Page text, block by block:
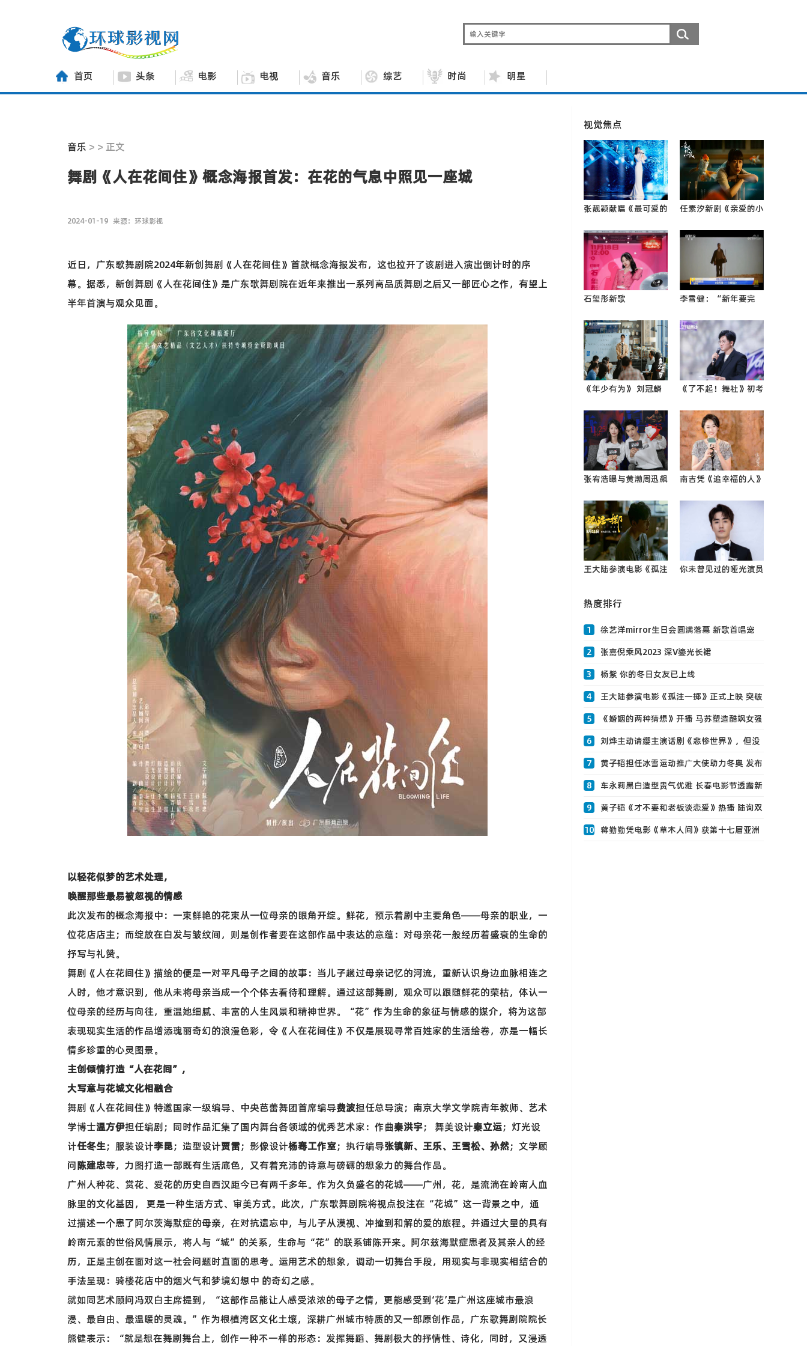
首页 头条 电影 电视 音乐 综艺 时尚 明星
音乐 > > 正文
舞剧《人在花间住》概念海报首发：在花的气息中照见一座城
2024-01-19 来源：环球影视
近日，广东歌舞剧院2024年新创舞剧《人在花间住》首款概念海报发布，这也拉开了该剧进入演出倒计时的序
幕。据悉，新创舞剧《人在花间住》是广东歌舞剧院在近年来推出一系列高品质舞剧之后又一部匠心之作，有望上
半年首演与观众见面。
以轻花似梦的艺术处理，
唤醒那些最易被忽视的情感
此次发布的概念海报中：一束鲜艳的花束从一位母亲的眼角开绽。鲜花，预示着剧中主要角色——母亲的职业，一
位花店店主；而绽放在白发与皱纹间，则是创作者要在这部作品中表达的意蕴：对母亲花一般经历着盛衰的生命的
抒写与礼赞。
舞剧《人在花间住》描绘的便是一对平凡母子之间的故事：当儿子趟过母亲记忆的河流，重新认识身边血脉相连之
人时，他才意识到，他从未将母亲当成一个个体去看待和理解。通过这部舞剧，观众可以跟随鲜花的荣枯，体认一
位母亲的经历与向往，重温她细腻、丰富的人生风景和精神世界。“花”作为生命的象征与情感的媒介，将为这部
表现现实生活的作品增添瑰丽奇幻的浪漫色彩，令《人在花间住》不仅是展现寻常百姓家的生活绘卷，亦是一幅长
情多珍重的心灵图景。
主创倾情打造“人在花间”，
大写意与花城文化相融合
舞剧《人在花间住》特邀国家一级编导、中央芭蕾舞团首席编导费波担任总导演；南京大学文学院青年教师、艺术
学博士温方伊担任编剧；同时作品汇集了国内舞台各领域的优秀艺术家：作曲秦洪宇； 舞美设计秦立运；灯光设
计任冬生；服装设计李昆；造型设计贾雷；影像设计杨骞工作室；执行编导张镇新、王乐、王雪松、孙然；文学顾
问陈建忠等，力图打造一部既有生活底色，又有着充沛的诗意与磅礴的想象力的舞台作品。
广州人种花、赏花、爱花的历史自西汉距今已有两千多年。作为久负盛名的花城——广州，花，是流淌在岭南人血
脉里的文化基因， 更是一种生活方式、审美方式。此次，广东歌舞剧院将视点投注在“花城”这一背景之中，通
过描述一个患了阿尔茨海默症的母亲，在对抗遗忘中，与儿子从漠视、冲撞到和解的爱的旅程。并通过大量的具有
岭南元素的世俗风情展示，将人与“城”的关系，生命与“花”的联系铺陈开来。阿尔兹海默症患者及其亲人的经
历，正是主创在面对这一社会问题时直面的思考。运用艺术的想象，调动一切舞台手段，用现实与非现实相结合的
手法呈现：骑楼花店中的烟火气和梦境幻想中 的奇幻之感。
就如同艺术顾问冯双白主席提到，“这部作品能让人感受浓浓的母子之情，更能感受到‘花’是广州这座城市最浪
漫、最自由、最温暖的灵魂。”作为根植湾区文化土壤，深耕广州城市特质的又一部原创作品，广东歌舞剧院院长
熊健表示：“就是想在舞剧舞台上，创作一种不一样的形态：发挥舞蹈、舞剧极大的抒情性、诗化，同时，又浸透
视觉焦点
张靓颖献唱《最可爱的
雄0
任素汐新剧《亲爱的小
妈”情0
石玺彤新歌
作Lambert 舞台巡演
惊喜不断大放异彩0
李雪健：“新年要完
《年少有为》 刘冠麟
强电子榨菜来了
《了不起！舞社》初考
心社0
张宥浩曝与黄渤周迅飙
鞋还原《怒海》名场面
南吉凭《追幸福的人》
影节亚洲新生代展映单
元特别推荐0
王大陆参演电影《孤注
自我挑战“亡命赌徒”
你未曾见过的哑光演员
热度排行
1
徐艺洋mirror生日会圆满落幕 新歌首唱宠
粉互动现场惊喜不断0
2
张嘉倪乘风2023 深V鎏光长裙
3
杨紫 你的冬日女友已上线
4
王大陆参演电影《孤注一掷》正式上映 突破
自我挑战“亡命赌徒”
5
《婚姻的两种猜想》开播 马苏塑造酷飒女强
人妈0
6
刘烨主动请缨主演话剧《悲惨世界》，但没
想到竟然这么演！
7
黄子韬担任冰雪运动推广大使助力冬奥 发布
新歌0
8
车永莉黑白造型贵气优雅 长春电影节透露新
片即将上映0
9
黄子韬《才不要和老板谈恋爱》热播 陆询双
重人0
10 蒋勤勤凭电影《草木人间》获第十七届亚洲